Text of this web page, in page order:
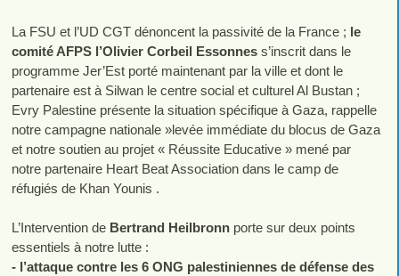
La FSU et l’UD CGT dénoncent la passivité de la France ; le
comité AFPS l’Olivier Corbeil Essonness’inscrit dans le
programme Jer’Est porté maintenant par la ville et dont le
partenaire est à Silwan le centre social et culturel Al Bustan ;
Evry Palestine présente la situation spécifique à Gaza, rappelle
notre campagne nationale »levée immédiate du blocus de Gaza
et notre soutien au projet « Réussite Educative » mené par
notre partenaire Heart Beat Association dans le camp de
réfugiés de Khan Younis .
L’Intervention de Bertrand Heilbronnporte sur deux points
essentiels à notre lutte :
- l’attaque contre les 6 ONG palestiniennes de défense des